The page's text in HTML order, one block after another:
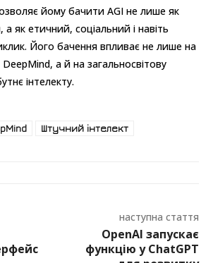
йому бачити AGI не лише як
а як етичний, соціальний і навіть
Його бачення впливає не лише на
а й на загальносвітову
інтелекту.
Штучний інтелект
наступна стаття
OpenAI запускає
функцію у ChatGPT